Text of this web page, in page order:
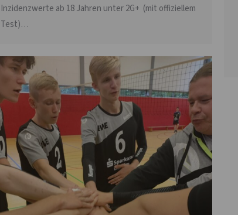
Inzidenzwerte ab 18 Jahren unter 2G+ (mit offiziellem
Test)…